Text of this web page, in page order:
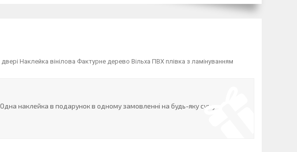
Наклейка вінілова Фактурне дерево Вільха ПВХ плівка з ламінуванням
наклейка в подарунок в одному замовленні на будь-яку суму